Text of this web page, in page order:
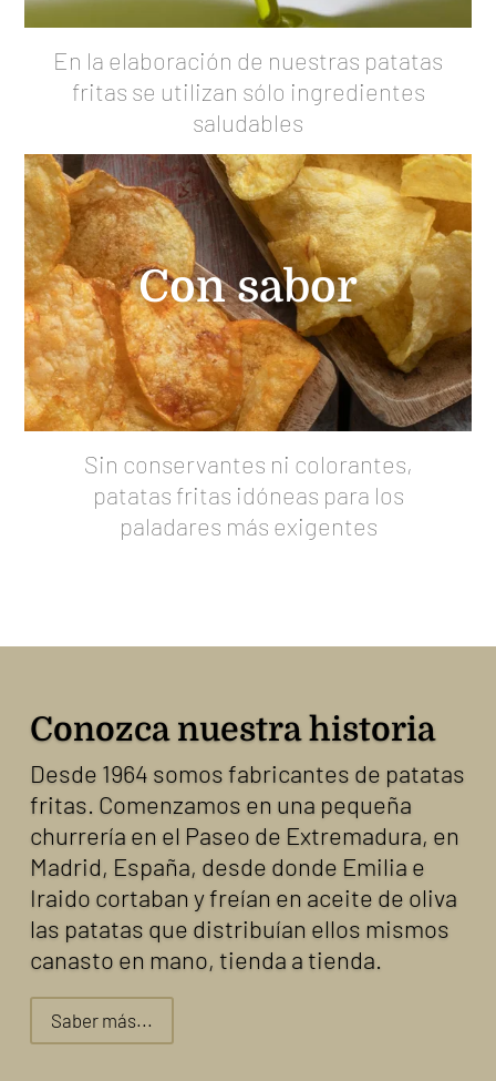
En la elaboración de nuestras patatas
fritas se utilizan sólo ingredientes
saludables
Con sabor
Sin conservantes ni colorantes,
patatas fritas idóneas para los
paladares más exigentes
Conozca nuestra historia
Desde 1964 somos fabricantes de patatas
fritas. Comenzamos en una pequeña
churrería en el Paseo de Extremadura, en
Madrid, España, desde donde Emilia e
Iraido cortaban y freían en aceite de oliva
las patatas que distribuían ellos mismos
canasto en mano, tienda a tienda.
Saber más...